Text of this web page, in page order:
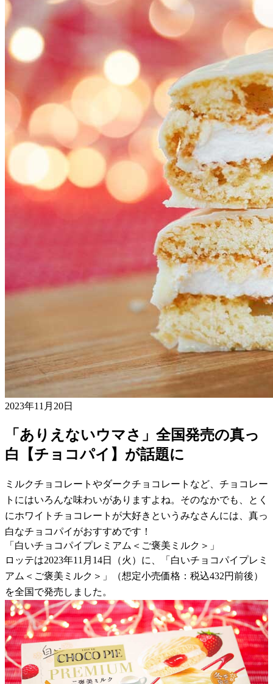
2023年11月20日
「ありえないウマさ」全国発売の真っ
白【チョコパイ】が話題に
ミルクチョコレートやダークチョコレートなど、チョコレー
トにはいろんな味わいがありますよね。そのなかでも、とく
にホワイトチョコレートが大好きというみなさんには、真っ
白なチョコパイがおすすめです！
「白いチョコパイプレミアム＜ご褒美ミルク＞」
ロッテは2023年11月14日（火）に、「白いチョコパイプレミ
アム＜ご褒美ミルク＞」（想定小売価格：税込432円前後）
を全国で発売しました。